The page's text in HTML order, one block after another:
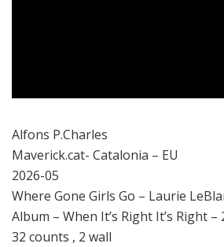
Alfons P.Charles
Maverick.cat- Catalonia – EU
2026-05
Where Gone Girls Go – Laurie
Album – When It’s Right It’s Right –
32 counts , 2 wall